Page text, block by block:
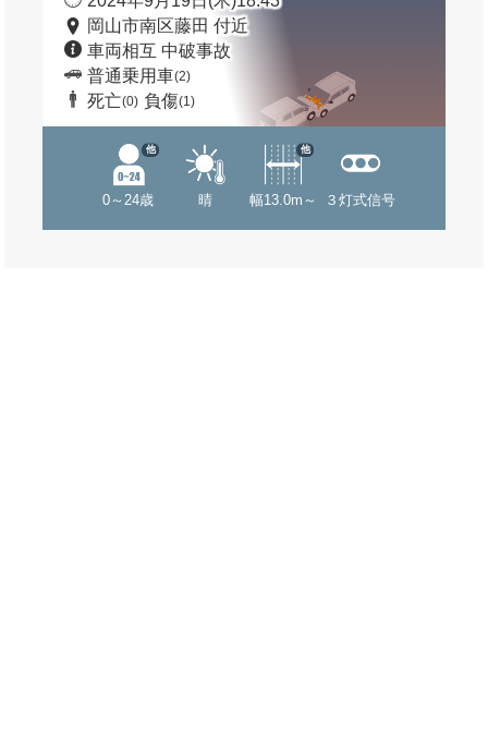
岡山市南区藤田 付近
車両相互 中破事故
普通乗用車(2)
死亡(0) 負傷(1)
0～24歳
他
晴 幅13.0m～
他
３灯式信号